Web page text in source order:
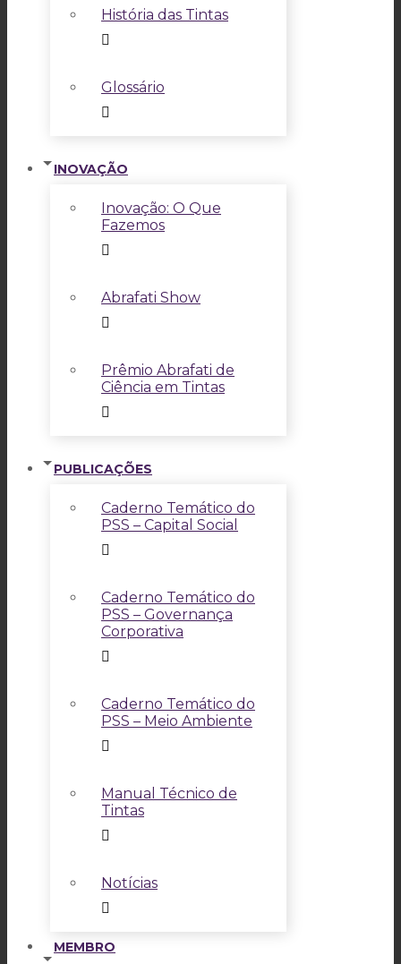
História das Tintas
Glossário
INOVAÇÃO
Inovação: O Que
Fazemos
Abrafati Show
Prêmio Abrafati de
Ciência em Tintas
PUBLICAÇÕES
Caderno Temático do
PSS – Capital Social
Caderno Temático do
PSS – Governança
Corporativa
Caderno Temático do
PSS – Meio Ambiente
Manual Técnico de
Tintas
Notícias
MEMBRO